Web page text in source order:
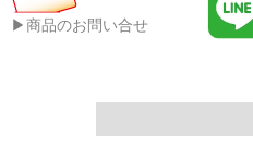
▶商品のお問い合せ